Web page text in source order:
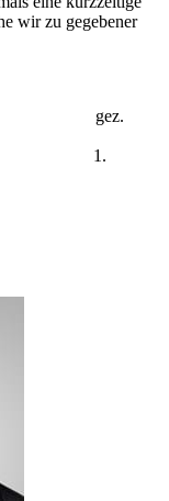
wir zu gegebener
gez.
1.